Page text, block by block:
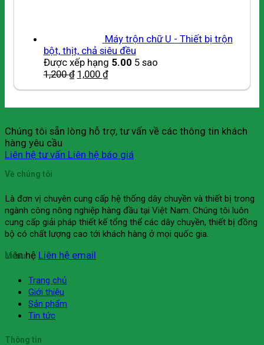
Máy trộn chữ U - Thiết bị trộn
bột, thịt, chả siêu đều
Được xếp hạng 5.00 5 sao
1,200₫ 1,000 ₫
Chúng tôi sẵn lòng hỗ trợ, tư vấn về các thông tin khách
hàng yêu cầu
Liên hệ tư vấn Liên hệ báo giá
Về chúng tôi
Là đơn vị chuyên cung cấp hệ thống dây chuyền và thiết bị trong
ngành công nông nghiệp hàng đầu tại Việt Nam. Chúng tôi luôn
cung cấp giải pháp thiết kế tổng thể các dây chuyền, thiết bị đồng
bộ có chất lượng cao tới khách hàng ở mọi quốc gia.
Liên hệ Liên hệ email
Menu
Trang chủ
Giới thiệu
Sản phẩm
Tin tức
Thông tin